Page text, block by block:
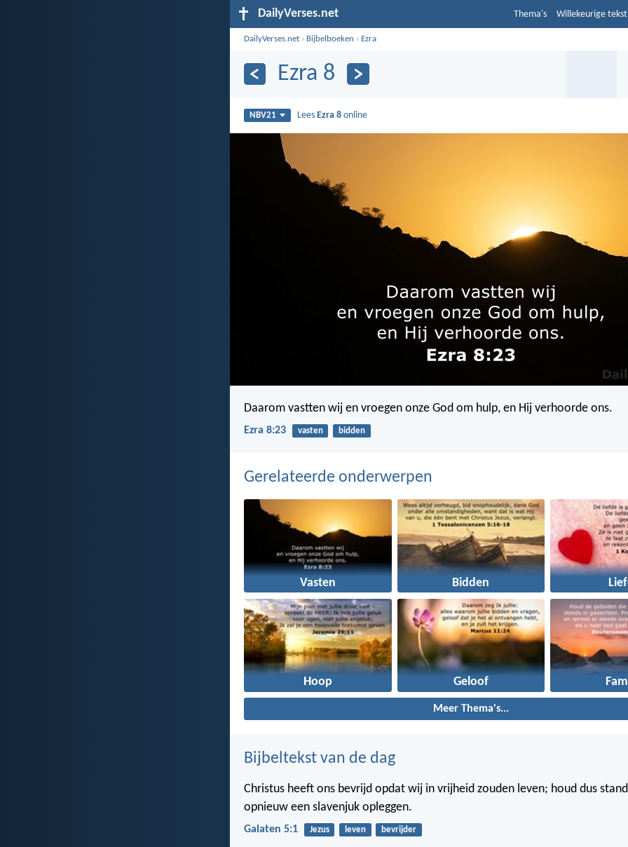
DailyVerses.net Thema's Willekeurige tekst
DailyVerses.net › Bijbelboeken › Ezra
Ezra 8
NBV21 Lees Ezra 8 online
Daarom vastten wij en vroegen onze God om hulp, en Hij verhoorde ons.
Ezra 8:23 vasten bidden
Gerelateerde onderwerpen
Vasten Bidden
Hoop Geloof
Meer Thema's...
Bijbeltekst van de dag
Christus heeft ons bevrijd opdat wij in vrijheid zouden leven; houd dus
opnieuw een slavenjuk opleggen.
Galaten 5:1 Jezus leven bevrijder